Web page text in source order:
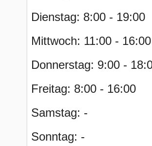
Dienstag: 8:00 - 19:00
Mittwoch: 11:00 - 16:00
Donnerstag: 9:00 -
Freitag: 8:00 - 16:00
Samstag: -
Sonntag: -